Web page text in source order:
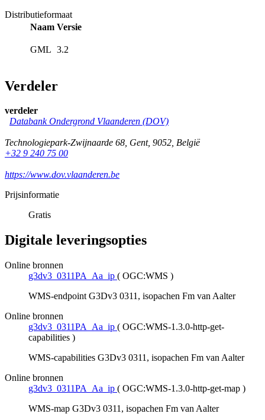
Distributieformaat
Naam Versie
GML 3.2
Verdeler
verdeler
Databank Ondergrond Vlaanderen (DOV)
Technologiepark-Zwijnaarde 68, Gent, 9052, België
+32 9 240 75 00
https://www.dov.vlaanderen.be
Prijsinformatie
Gratis
Digitale leveringsopties
Online bronnen
g3dv3_0311PA_Aa_ip ( OGC:WMS )
WMS-endpoint G3Dv3 0311, isopachen Fm van Aalter
Online bronnen
g3dv3_0311PA_Aa_ip ( OGC:WMS-1.3.0-http-get-
capabilities )
WMS-capabilities G3Dv3 0311, isopachen Fm van Aalter
Online bronnen
g3dv3_0311PA_Aa_ip ( OGC:WMS-1.3.0-http-get-map )
WMS-map G3Dv3 0311, isopachen Fm van Aalter